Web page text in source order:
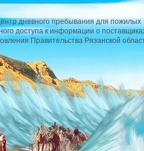
дневного пребывания для пожилых
доступа к информации о
Правительства Рязанской